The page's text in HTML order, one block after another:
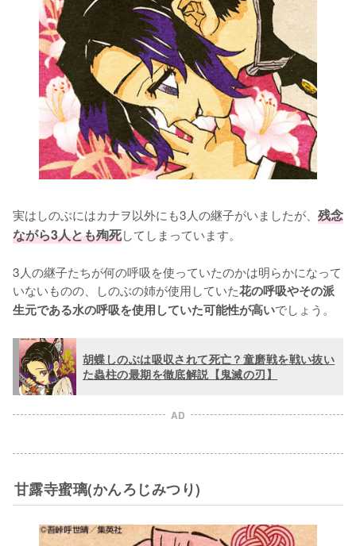
実はしのぶにはカナヲ以外にも3人の継子がいましたが、 残念
ながら3人とも殉死してしまっています。
3人の継子たちが何の呼吸を使っていたのかは明らかになって
いないものの、しのぶの姉が使用していた花の呼吸やその派
生元である水の呼吸を使用していた可能性が高いでしょう。
胡蝶しのぶは吸収されて死亡？童磨戦を戦い抜い
た蟲柱の最期を徹底解説【鬼滅の刃】
AD
甘露寺蜜璃(かんろじみつり)